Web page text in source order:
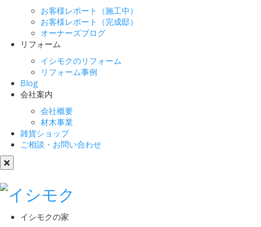
お客様レポート（施工中）
お客様レポート（完成邸）
オーナーズブログ
リフォーム
イシモクのリフォーム
リフォーム事例
Blog
会社案内
会社概要
材木事業
雑貨ショップ
ご相談・お問い合わせ
イシモクの家